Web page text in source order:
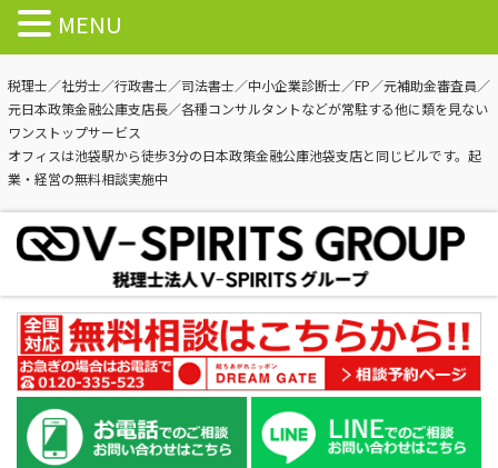
税理士／社労士／行政書士／司法書士／中小企業診断士／FP／元補助金審査員／
元日本政策金融公庫支店長／各種コンサルタントなどが常駐する他に類を見ない
ワンストップサービス
オフィスは池袋駅から徒歩3分の日本政策金融公庫池袋支店と同じビルです。起
業・経営の無料相談実施中
MENU